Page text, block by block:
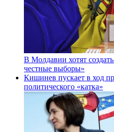
В Молдавии хотят
честные выборы»
Кишинев пускает в ход
политического «катка»